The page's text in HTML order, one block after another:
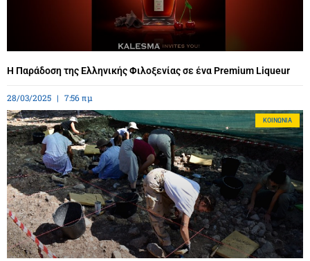
Η Παράδοση της Ελληνικής Φιλοξενίας σε ένα Premium Liqueur
28/03/2025 7:56 πμ
ΚΟΙΝΩΝΊΑ